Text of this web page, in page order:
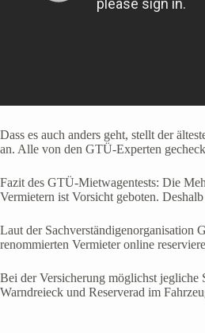
Dass es auch anders geht, stellt der
an. Alle von den GTÜ-Experten
Fazit des GTÜ-Mietwagentests: Die
Vermietern ist Vorsicht geboten.
Laut der Sachverständigenorganisation
renommierten Vermieter online
Bei der Versicherung möglichst jegliche
Warndreieck und Reserverad im